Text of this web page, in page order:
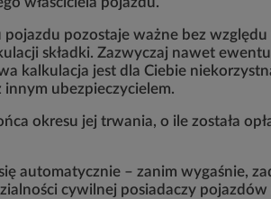
pojazdu pozostaje ważne bez
składki. Zazwyczaj nawet
kalkulacja jest dla Ciebie
ubezpieczycielem.
okresu jej trwania, o ile została
automatycznie – zanim wygaśnie,
cywilnej posiadaczy